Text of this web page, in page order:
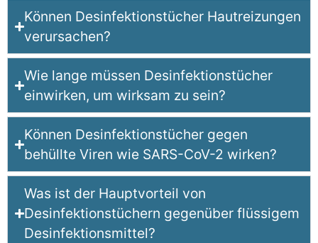
Können Desinfektionstücher Hautreizungen
verursachen?
Wie lange müssen Desinfektionstücher
einwirken, um wirksam zu sein?
Können Desinfektionstücher gegen
behüllte Viren wie SARS-CoV-2 wirken?
Was ist der Hauptvorteil von
Desinfektionstüchern gegenüber flüssigem
Desinfektionsmittel?